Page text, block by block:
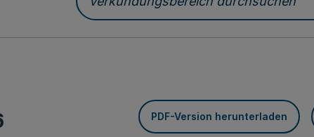
Verkündungsbereich durchsuchen
PDF-Version herunterladen